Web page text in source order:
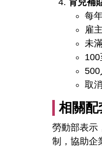
育兒補
每
雇
未
100
500
取
相關配
勞動部表示
制，協助企